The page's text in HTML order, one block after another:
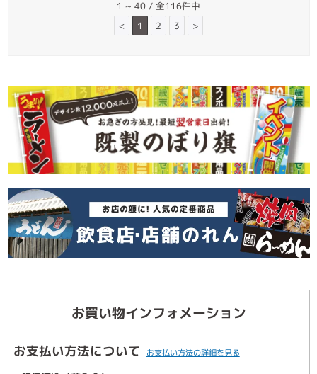
1 ~ 40 / 全116件中
<
1 2 3 >
お買い物インフォメーション
お支払い方法について お支払い方法の詳細を見る